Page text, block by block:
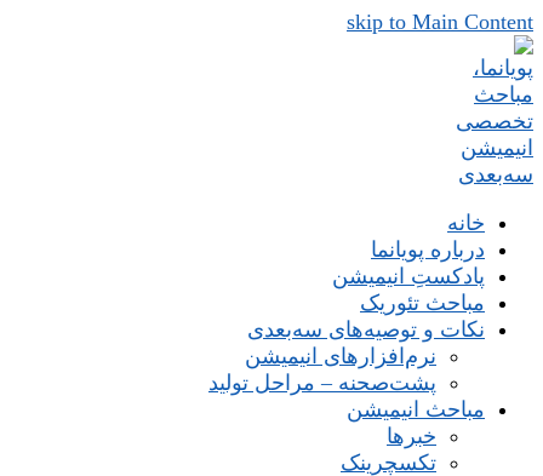
skip to Main Content
خانه
درباره پویانما
پادکستِ انیمیشن
مباحث تئوریک
نکات و توصیه‌های‌ سه‌بعدی
نرم‌افزارهای انیمیشن
پشت‌صحنه – مراحل تولید
مباحث انیمیشن
خبرها
تکسچرینک